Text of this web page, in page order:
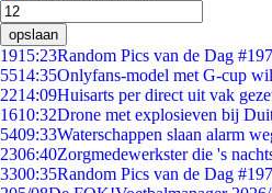
opslaan
1915:23Random Pics van de Dag
5514:35Onlyfans-model met G-cup
2214:09Huisarts per direct uit vak
1610:32Drone met explosieven bij
5409:33Waterschappen slaan alarm
2306:40Zorgmedewerkster die 's
3300:35Random Pics van de Dag